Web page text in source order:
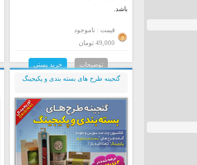
باشد.
قیمت : ناموجود
49,000 تومان
توضیحات خرید پستی
گنجینه طرح های بسته بندی و پکیجینگ